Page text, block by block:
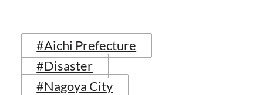
#Aichi Prefecture
#Disaster
#Nagoya City